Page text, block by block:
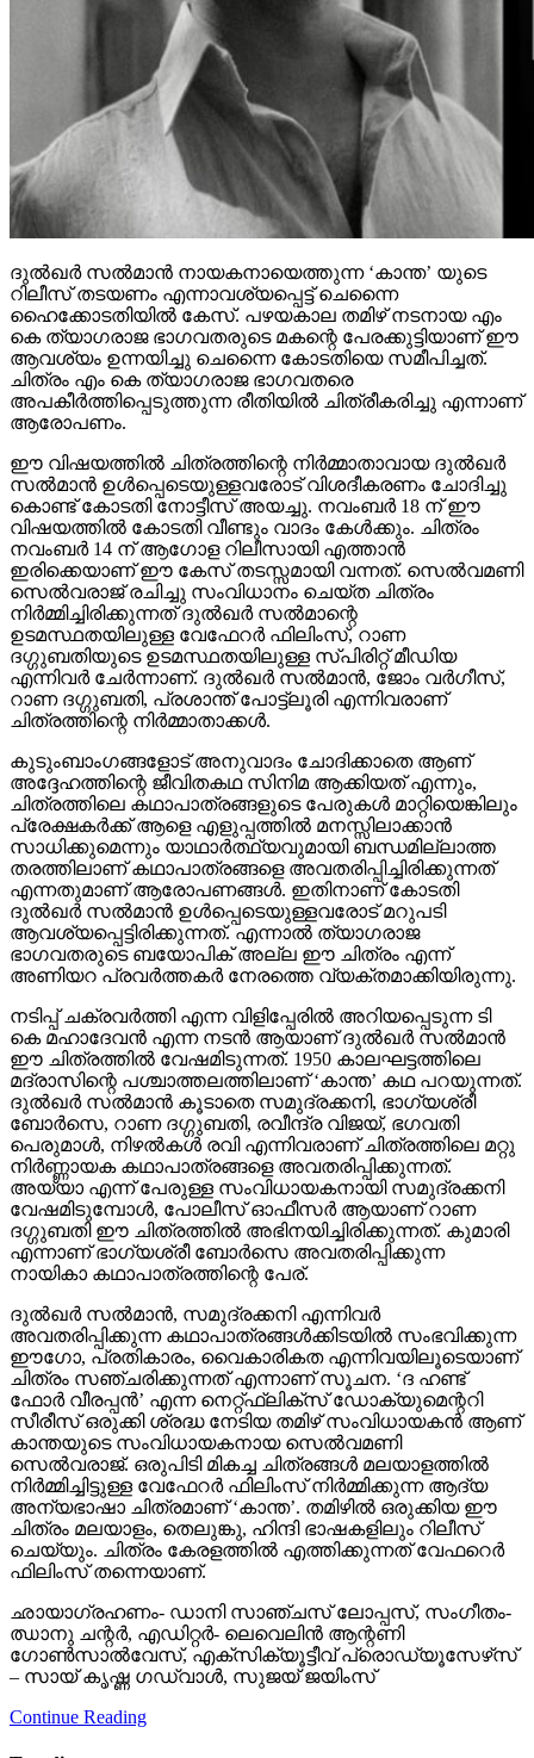
ദുല്‍ഖര്‍ സല്‍മാന്‍ നായകനായെത്തുന്ന ‘കാന്ത’ യുടെ
റിലീസ് തടയണം എന്നാവശ്യപ്പെട്ട് ചെന്നൈ
ഹൈക്കോടതിയില്‍ കേസ്. പഴയകാല തമിഴ് നടനായ എം
കെ ത്യാഗരാജ ഭാഗവതരുടെ മകന്റെ പേരക്കുട്ടിയാണ് ഈ
ആവശ്യം ഉന്നയിച്ചു ചെന്നൈ കോടതിയെ സമീപിച്ചത്.
ചിത്രം എം കെ ത്യാഗരാജ ഭാഗവതരെ
അപകീര്‍ത്തിപ്പെടുത്തുന്ന രീതിയില്‍ ചിത്രീകരിച്ചു എന്നാണ്
ആരോപണം.
ഈ വിഷയത്തില്‍ ചിത്രത്തിന്റെ നിര്‍മ്മാതാവായ ദുല്‍ഖര്‍
സല്‍മാന്‍ ഉള്‍പ്പെടെയുള്ളവരോട് വിശദീകരണം ചോദിച്ചു
കൊണ്ട് കോടതി നോട്ടീസ് അയച്ചു. നവംബര്‍ 18 ന് ഈ
വിഷയത്തില്‍ കോടതി വീണ്ടും വാദം കേള്‍ക്കും. ചിത്രം
നവംബര്‍ 14 ന് ആഗോള റിലീസായി എത്താന്‍
ഇരിക്കെയാണ് ഈ കേസ് തടസ്സമായി വന്നത്. സെല്‍വമണി
സെല്‍വരാജ് രചിച്ചു സംവിധാനം ചെയ്ത ചിത്രം
നിര്‍മ്മിച്ചിരിക്കുന്നത് ദുല്‍ഖര്‍ സല്‍മാന്റെ
ഉടമസ്ഥതയിലുള്ള വേഫേറര്‍ ഫിലിംസ്, റാണ
ദഗ്ഗുബതിയുടെ ഉടമസ്ഥതയിലുള്ള സ്പിരിറ്റ് മീഡിയ
എന്നിവര്‍ ചേര്‍ന്നാണ്. ദുല്‍ഖര്‍ സല്‍മാന്‍, ജോം വര്‍ഗീസ്,
റാണ ദഗ്ഗുബതി, പ്രശാന്ത് പോട്ട്‌ലൂരി എന്നിവരാണ്
ചിത്രത്തിന്റെ നിര്‍മ്മാതാക്കള്‍.
കുടുംബാംഗങ്ങളോട് അനുവാദം ചോദിക്കാതെ ആണ്
അദ്ദേഹത്തിന്റെ ജീവിതകഥ സിനിമ ആക്കിയത് എന്നും,
ചിത്രത്തിലെ കഥാപാത്രങ്ങളുടെ പേരുകള്‍ മാറ്റിയെങ്കിലും
പ്രേക്ഷകര്‍ക്ക് ആളെ എളുപ്പത്തില്‍ മനസ്സിലാക്കാന്‍
സാധിക്കുമെന്നും യാഥാര്‍ത്ഥ്യവുമായി ബന്ധമില്ലാത്ത
തരത്തിലാണ് കഥാപാത്രങ്ങളെ അവതരിപ്പിച്ചിരിക്കുന്നത്
എന്നതുമാണ് ആരോപണങ്ങള്‍. ഇതിനാണ് കോടതി
ദുല്‍ഖര്‍ സല്‍മാന്‍ ഉള്‍പ്പെടെയുള്ളവരോട് മറുപടി
ആവശ്യപ്പെട്ടിരിക്കുന്നത്. എന്നാല്‍ ത്യാഗരാജ
ഭാഗവതരുടെ ബയോപിക് അല്ല ഈ ചിത്രം എന്ന്
അണിയറ പ്രവര്‍ത്തകര്‍ നേരത്തെ വ്യക്തമാക്കിയിരുന്നു.
നടിപ്പ് ചക്രവര്‍ത്തി എന്ന വിളിപ്പേരില്‍ അറിയപ്പെടുന്ന ടി
കെ മഹാദേവന്‍ എന്ന നടന്‍ ആയാണ് ദുല്‍ഖര്‍ സല്‍മാന്‍
ഈ ചിത്രത്തില്‍ വേഷമിടുന്നത്. 1950 കാലഘട്ടത്തിലെ
മദ്രാസിന്റെ പശ്ചാത്തലത്തിലാണ് ‘കാന്ത’ കഥ പറയുന്നത്.
ദുല്‍ഖര്‍ സല്‍മാന്‍ കൂടാതെ സമുദ്രക്കനി, ഭാഗ്യശ്രീ
ബോര്‍സെ, റാണ ദഗ്ഗുബതി, രവീന്ദ്ര വിജയ്, ഭഗവതി
പെരുമാള്‍, നിഴല്‍കള്‍ രവി എന്നിവരാണ് ചിത്രത്തിലെ മറ്റു
നിര്‍ണ്ണായക കഥാപാത്രങ്ങളെ അവതരിപ്പിക്കുന്നത്.
അയ്യാ എന്ന് പേരുള്ള സംവിധായകനായി സമുദ്രക്കനി
വേഷമിടുമ്പോള്‍, പോലീസ് ഓഫീസര്‍ ആയാണ് റാണ
ദഗ്ഗുബതി ഈ ചിത്രത്തില്‍ അഭിനയിച്ചിരിക്കുന്നത്. കുമാരി
എന്നാണ് ഭാഗ്യശ്രീ ബോര്‍സെ അവതരിപ്പിക്കുന്ന
നായികാ കഥാപാത്രത്തിന്റെ പേര്.
ദുല്‍ഖര്‍ സല്‍മാന്‍, സമുദ്രക്കനി എന്നിവര്‍
അവതരിപ്പിക്കുന്ന കഥാപാത്രങ്ങള്‍ക്കിടയില്‍ സംഭവിക്കുന്ന
ഈഗോ, പ്രതികാരം, വൈകാരികത എന്നിവയിലൂടെയാണ്
ചിത്രം സഞ്ചരിക്കുന്നത് എന്നാണ് സൂചന. ‘ദ ഹണ്ട്
ഫോര്‍ വീരപ്പന്‍’ എന്ന നെറ്റ്ഫ്‌ലിക്‌സ് ഡോക്യുമെന്ററി
സീരീസ് ഒരുക്കി ശ്രദ്ധ നേടിയ തമിഴ് സംവിധായകന്‍ ആണ്
കാന്തയുടെ സംവിധായകനായ സെല്‍വമണി
സെല്‍വരാജ്. ഒരുപിടി മികച്ച ചിത്രങ്ങള്‍ മലയാളത്തില്‍
നിര്‍മ്മിച്ചിട്ടുള്ള വേഫേറര്‍ ഫിലിംസ് നിര്‍മ്മിക്കുന്ന ആദ്യ
അന്യഭാഷാ ചിത്രമാണ് ‘കാന്ത’. തമിഴില്‍ ഒരുക്കിയ ഈ
ചിത്രം മലയാളം, തെലുങ്കു, ഹിന്ദി ഭാഷകളിലും റിലീസ്
ചെയ്യും. ചിത്രം കേരളത്തില്‍ എത്തിക്കുന്നത് വേഫറെര്‍
ഫിലിംസ് തന്നെയാണ്.
ഛായാഗ്രഹണം- ഡാനി സാഞ്ചസ് ലോപ്പസ്, സംഗീതം-
ഝാനു ചന്റര്‍, എഡിറ്റര്‍- ലെവെലിന്‍ ആന്റണി
ഗോണ്‍സാല്‍വേസ്, എക്‌സിക്യൂട്ടീവ് പ്രൊഡ്യൂസേഴ്‌സ്
– സായ് കൃഷ്ണ ഗഡ്വാള്‍, സുജയ് ജയിംസ്
Continue Reading